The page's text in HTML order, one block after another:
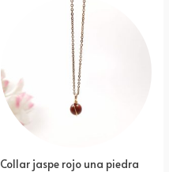
Collar jaspe rojo una piedra